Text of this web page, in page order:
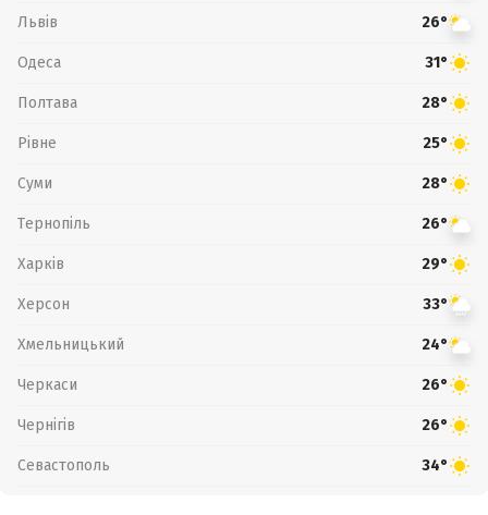
Львів 26°
Одеса 31°
Полтава 28°
Рівне 25°
Суми 28°
Тернопіль 26°
Харків 29°
Херсон 33°
Хмельницький 24°
Черкаси 26°
Чернігів 26°
Севастополь 34°